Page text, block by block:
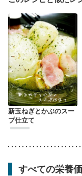
新玉ねぎとかぶのスー
プ仕立て
すべての栄養価